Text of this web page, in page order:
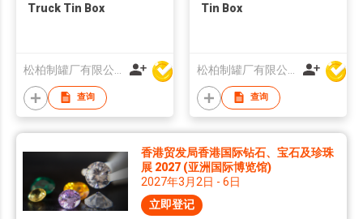
Truck Tin Box
查询
Tin Box
查询
香港贸发局香港国际钻石、宝石及珍珠
展 2027 (亚洲国际博览馆)
2027年3月2日 - 6日
立即登记